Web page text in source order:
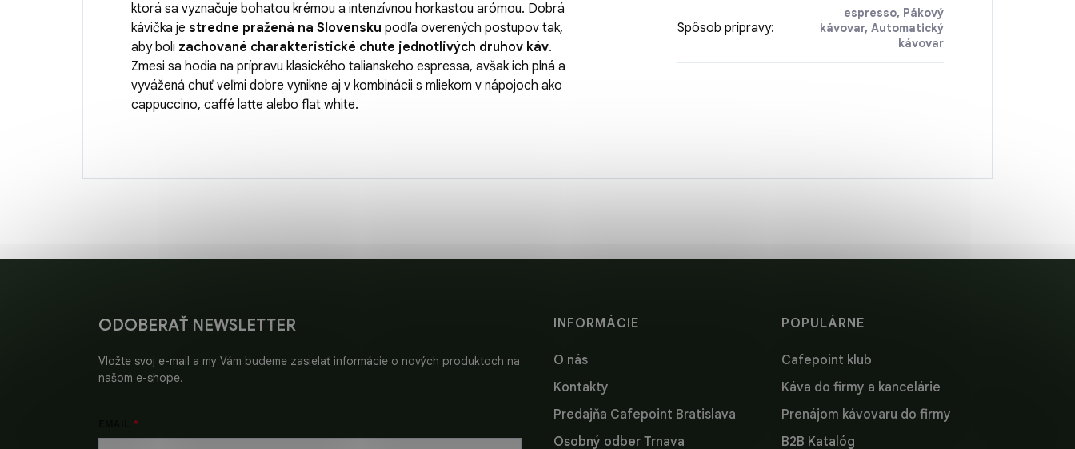
ktorá sa vyznačuje bohatou krémou a intenzívnou horkastou arómou. Dobrá
kávička je stredne pražená na Slovensku podľa overených postupov tak,
aby boli zachované charakteristické chute jednotlivých druhov káv.
Zmesi sa hodia na prípravu klasického talianskeho espressa, avšak ich plná a
vyvážená chuť veľmi dobre vynikne aj v kombinácii s mliekom v nápojoch ako
cappuccino, caffé latte alebo flat white.
Spôsob prípravy:
espresso, Pákový
kávovar, Automatický
kávovar
ODOBERAŤ NEWSLETTER
Vložte svoj e-mail a my Vám budeme zasielať informácie o nových produktoch na
našom e-shope.
INFORMÁCIE
O nás
Kontakty
Predajňa Cafepoint Bratislava
Osobný odber Trnava
POPULÁRNE
Cafepoint klub
Káva do firmy a kancelárie
Prenájom kávovaru do firmy
B2B Katalóg